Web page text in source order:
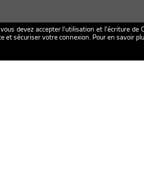
devez accepter l’utilisation et l'écriture
et sécuriser votre connexion. Pour en